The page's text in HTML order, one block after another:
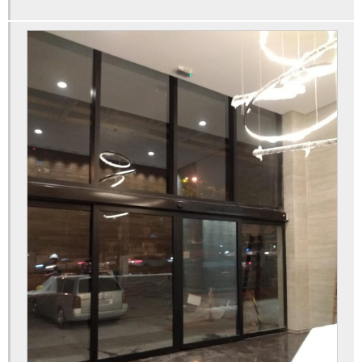
Porta de vidro automática preço
Porta de vidro com sensor
Porta de vidro com sensor de presença
Porta de vidro de correr automática preço
Porta dupla pivotante de vidro temperado
Porta eletronica de vidro
Portas automáticas
Portas automáticas de vidro com sensor
Portas pivotantes vidro comprar
Preço sensor de presença para porta automática
Roldana porta automática ppa
Roldanas de porta